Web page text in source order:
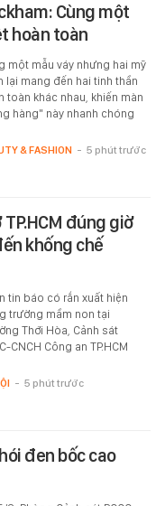
Cùng một
hoàn toàn
một mẫu váy nhưng hai mỹ
lại mang đến hai tinh thần
toàn khác nhau, khiến màn
hàng" này nhanh chóng
& FASHION - 5 phút trước
đúng giờ
khống chế
tin báo có rắn xuất hiện
trường mầm non tại
Thới Hòa, Cảnh sát
CNCH Công an TP.HCM
- 5 phút trước
đen bốc cao